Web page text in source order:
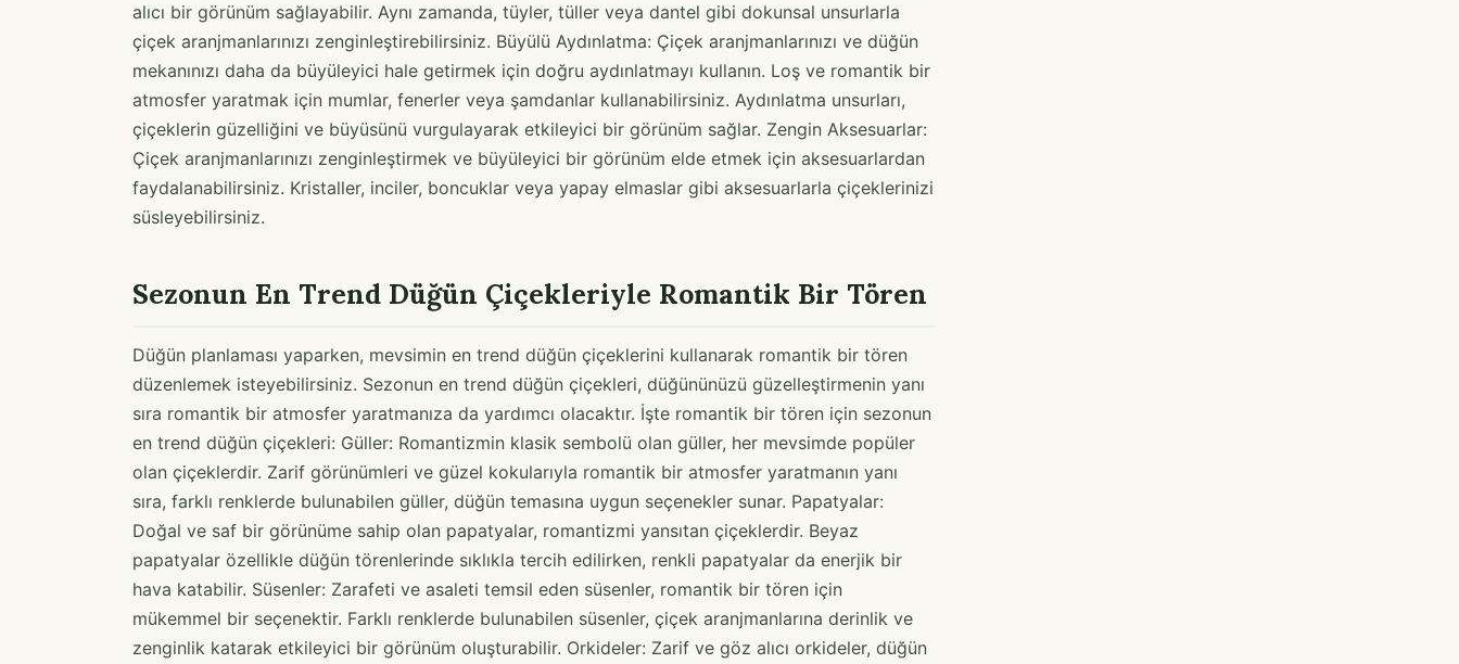
alıcı bir görünüm sağlayabilir. Aynı zamanda, tüyler, tüller veya dantel gibi dokunsal unsurlarla
çiçek aranjmanlarınızı zenginleştirebilirsiniz. Büyülü Aydınlatma: Çiçek aranjmanlarınızı ve düğün
mekanınızı daha da büyüleyici hale getirmek için doğru aydınlatmayı kullanın. Loş ve romantik bir
atmosfer yaratmak için mumlar, fenerler veya şamdanlar kullanabilirsiniz. Aydınlatma unsurları,
çiçeklerin güzelliğini ve büyüsünü vurgulayarak etkileyici bir görünüm sağlar. Zengin Aksesuarlar:
Çiçek aranjmanlarınızı zenginleştirmek ve büyüleyici bir görünüm elde etmek için aksesuarlardan
faydalanabilirsiniz. Kristaller, inciler, boncuklar veya yapay elmaslar gibi aksesuarlarla çiçeklerinizi
süsleyebilirsiniz.
Sezonun En Trend Düğün Çiçekleriyle Romantik Bir Tören
Düğün planlaması yaparken, mevsimin en trend düğün çiçeklerini kullanarak romantik bir tören
düzenlemek isteyebilirsiniz. Sezonun en trend düğün çiçekleri, düğününüzü güzelleştirmenin yanı
sıra romantik bir atmosfer yaratmanıza da yardımcı olacaktır. İşte romantik bir tören için sezonun
en trend düğün çiçekleri: Güller: Romantizmin klasik sembolü olan güller, her mevsimde popüler
olan çiçeklerdir. Zarif görünümleri ve güzel kokularıyla romantik bir atmosfer yaratmanın yanı
sıra, farklı renklerde bulunabilen güller, düğün temasına uygun seçenekler sunar. Papatyalar:
Doğal ve saf bir görünüme sahip olan papatyalar, romantizmi yansıtan çiçeklerdir. Beyaz
papatyalar özellikle düğün törenlerinde sıklıkla tercih edilirken, renkli papatyalar da enerjik bir
hava katabilir. Süsenler: Zarafeti ve asaleti temsil eden süsenler, romantik bir tören için
mükemmel bir seçenektir. Farklı renklerde bulunabilen süsenler, çiçek aranjmanlarına derinlik ve
zenginlik katarak etkileyici bir görünüm oluşturabilir. Orkideler: Zarif ve göz alıcı orkideler, düğün